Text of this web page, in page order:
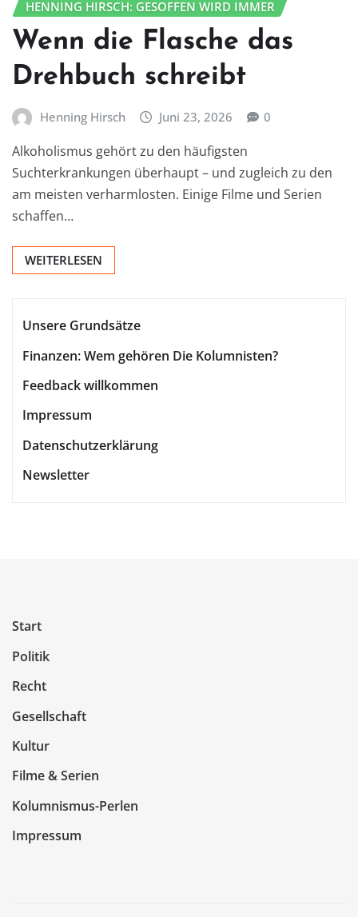
HENNING HIRSCH: GESOFFEN WIRD IMMER
Wenn die Flasche das
Drehbuch schreibt
Henning Hirsch Juni 23, 2026 0
Alkoholismus gehört zu den häufigsten
Suchterkrankungen überhaupt – und zugleich zu den
am meisten verharmlosten. Einige Filme und Serien
schaffen…
WEITERLESEN
Unsere Grundsätze
Finanzen: Wem gehören Die Kolumnisten?
Feedback willkommen
Impressum
Datenschutzerklärung
Newsletter
Start
Politik
Recht
Gesellschaft
Kultur
Filme & Serien
Kolumnismus-Perlen
Impressum